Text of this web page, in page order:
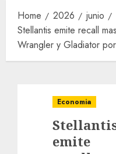
Home 2026 junio
Stellantis emite recall
Wrangler y Gladiator
Economia
emite